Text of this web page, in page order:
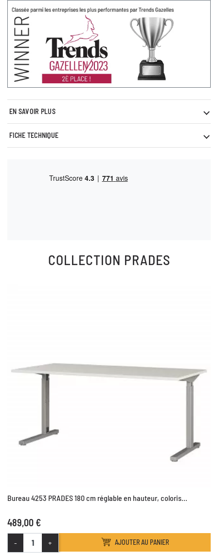
EN SAVOIR PLUS
FICHE TECHNIQUE
COLLECTION PRADES
Bureau 4253 PRADES 180 cm réglable en hauteur, coloris...
489,00 €
- + AJOUTER AU PANIER